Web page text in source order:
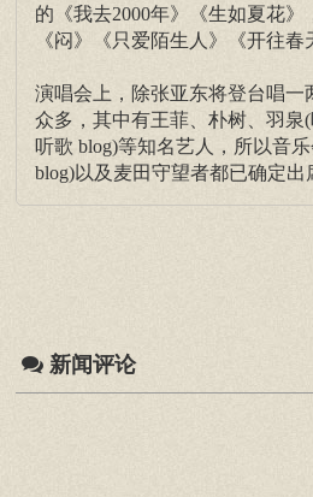
的《我去2000年》《生如夏花
《闷》《只爱陌生人》《开往
演唱会上，除张亚东将登台唱
众多，其中有王菲、朴树、羽泉
听歌 blog)等知名艺人，所以音
blog)以及麦田守望者都已确定
新闻评论